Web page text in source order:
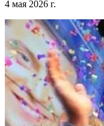
4 мая 2026 г.